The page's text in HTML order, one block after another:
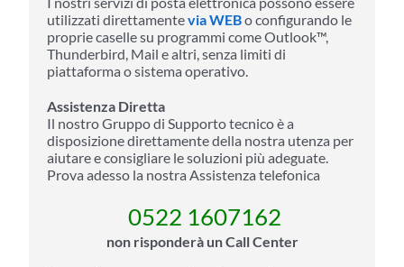
utilizzati direttamentevia WEBo configurando le
proprie caselle su programmi come Outlook™,
Thunderbird, Mail e altri, senza limiti di
piattaforma o sistema operativo.
Assistenza Diretta
Il nostro Gruppo di Supporto tecnico è a
disposizione direttamente della nostra utenza per
aiutare e consigliare le soluzioni più adeguate.
Prova adesso la nostra Assistenza telefonica
0522 1607162
non risponderà un Call Center